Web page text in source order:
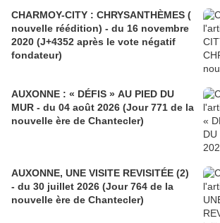
CHARMOY-CITY : CHRYSANTHÈMES (
nouvelle réédition) - du 16 novembre
2020 (J+4352 après le vote négatif
fondateur)
AUXONNE : « DÉFIS » AU PIED DU
MUR - du 04 août 2026 (Jour 771 de la
nouvelle ère de Chantecler)
AUXONNE, UNE VISITE REVISITÉE (2)
- du 30 juillet 2026 (Jour 764 de la
nouvelle ère de Chantecler)